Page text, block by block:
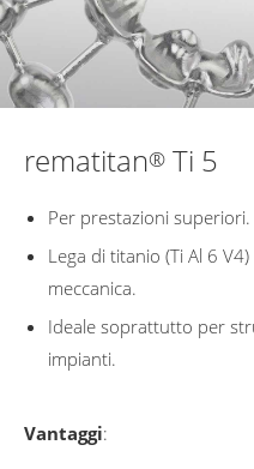
rematitan® Ti 5
Per prestazioni superiori.
Lega di titanio (Ti Al 6
meccanica.
Ideale soprattutto per
impianti.
Vantaggi: